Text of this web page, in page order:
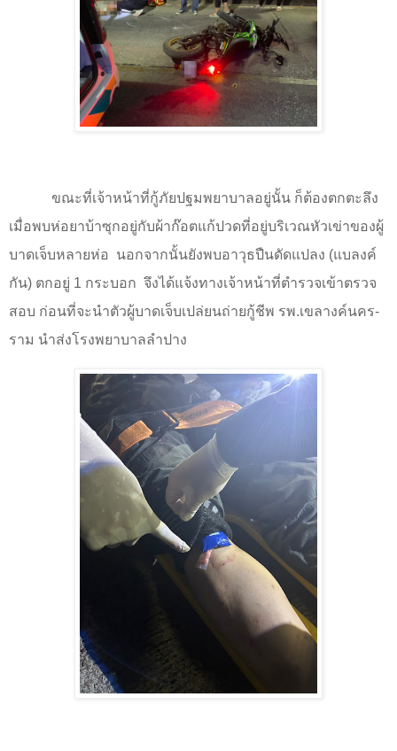
ขณะที่เจ้าหน้าที่กู้ภัยปฐมพยาบาลอยู่นั้น ก็ต้องตกตะลึง
เมื่อพบห่อยาบ้าซุกอยู่กับผ้าก๊อตแก้ปวดที่อยู่บริเวณหัวเข่าของผู้
บาดเจ็บหลายห่อ นอกจากนั้นยังพบอาวุธปืนดัดแปลง (แบลงค์
กัน) ตกอยู่ 1 กระบอก จึงได้แจ้งทางเจ้าหน้าที่ตำรวจเข้าตรวจ
สอบ ก่อนที่จะนำตัวผู้บาดเจ็บเปล่ยนถ่ายกู้ชีพ รพ.เขลางค์นคร-
ราม นำส่งโรงพยาบาลลำปาง